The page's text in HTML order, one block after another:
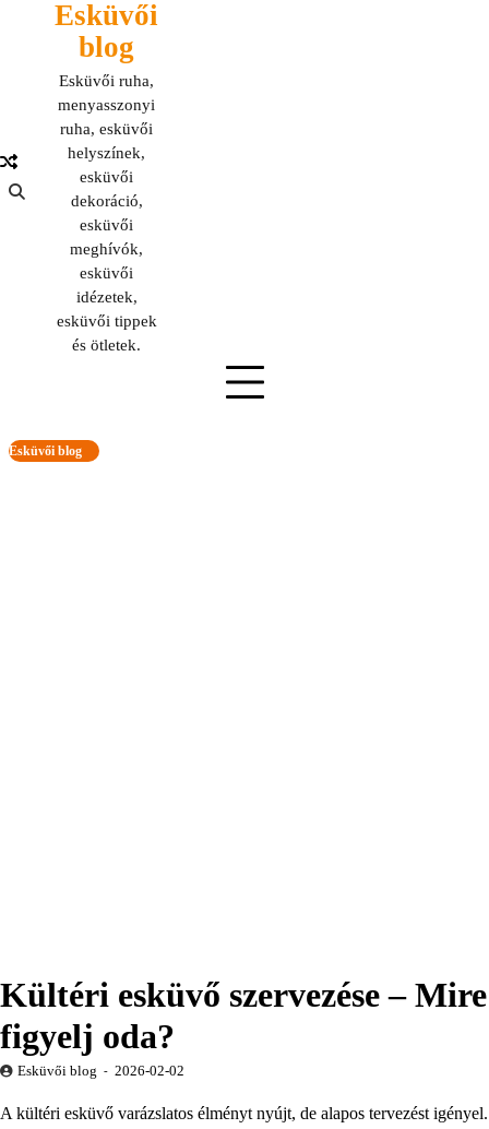
Esküvői
blog
Esküvői ruha,
menyasszonyi
ruha, esküvői
helyszínek,
esküvői
dekoráció,
esküvői
meghívók,
esküvői
idézetek,
esküvői tippek
és ötletek.
Esküvői blog
Kültéri esküvő szervezése – Mire
figyelj oda?
Esküvői blog 2026-02-02
A kültéri esküvő varázslatos élményt nyújt, de alapos tervezést igényel.